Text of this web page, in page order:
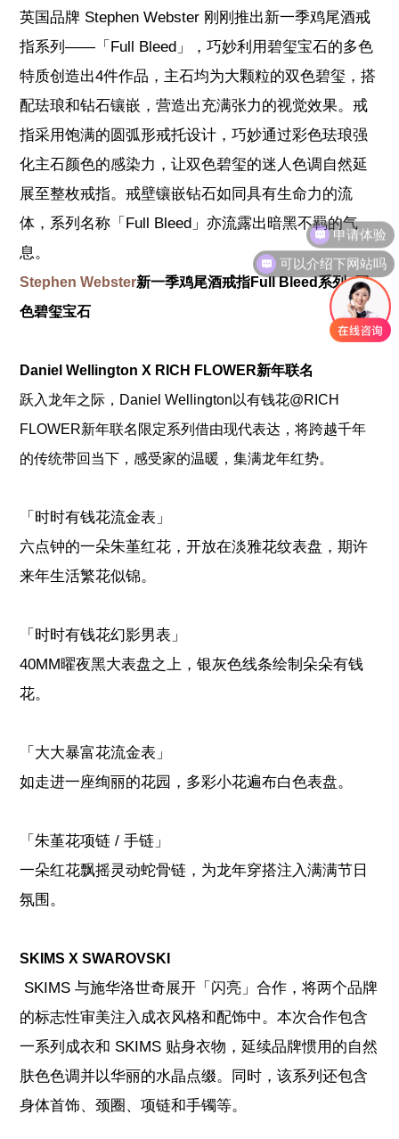
英国品牌 Stephen Webster 刚刚推出新一季鸡尾酒戒
指系列——「Full Bleed」，巧妙利用碧玺宝石的多色
特质创造出4件作品，主石均为大颗粒的双色碧玺，搭
配珐琅和钻石镶嵌，营造出充满张力的视觉效果。戒
指采用饱满的圆弧形戒托设计，巧妙通过彩色珐琅强
化主石颜色的感染力，让双色碧玺的迷人色调自然延
展至整枚戒指。戒壁镶嵌钻石如同具有生命力的流
体，系列名称「Full Bleed」亦流露出暗黑不羁的气
息。
Stephen Webster新一季鸡尾酒戒指Full Bleed系列--双
色碧玺宝石
Daniel Wellington X RICH FLOWER新年联名
跃入龙年之际，Daniel Wellington以有钱花@RICH
FLOWER新年联名限定系列借由现代表达，将跨越千年
的传统带回当下，感受家的温暖，集满龙年红势。
「时时有钱花流金表」
六点钟的一朵朱堇红花，开放在淡雅花纹表盘，期许
来年生活繁花似锦。
「时时有钱花幻影男表」
40MM曜夜黑大表盘之上，银灰色线条绘制朵朵有钱
花。
「大大暴富花流金表」
如走进一座绚丽的花园，多彩小花遍布白色表盘。
「朱堇花项链 / 手链」
一朵红花飘摇灵动蛇骨链，为龙年穿搭注入满满节日
氛围。
SKIMS X SWAROVSKI
SKIMS 与施华洛世奇展开「闪亮」合作，将两个品牌
的标志性审美注入成衣风格和配饰中。本次合作包含
一系列成衣和 SKIMS 贴身衣物，延续品牌惯用的自然
肤色色调并以华丽的水晶点缀。同时，该系列还包含
身体首饰、颈圈、项链和手镯等。
可以介绍下网站吗
申请体验